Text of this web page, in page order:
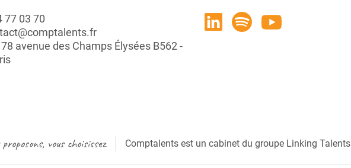
77 03 70
avenue des Champs Élysées B562 -
vous choisissez Comptalents est un cabinet du groupe Linking Talents